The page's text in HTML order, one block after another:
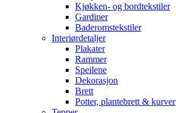
Kjøkken- og bordtekstiler
Gardiner
Baderomstekstiler
Interiørdetaljer
Plakater
Rammer
Speilene
Dekorasjon
Brett
Potter, plantebrett & kurver